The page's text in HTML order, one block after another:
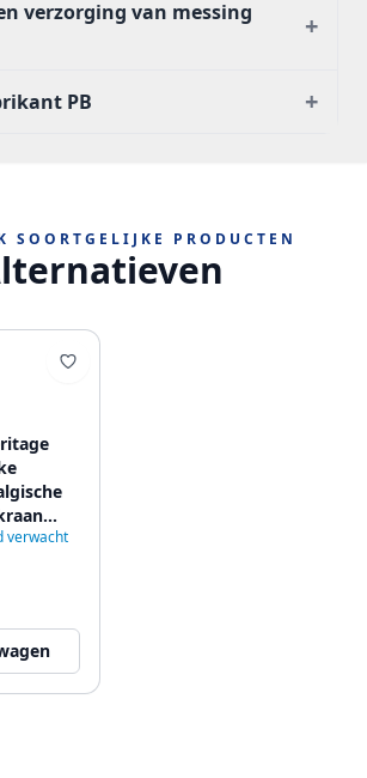
verzorging van messing
+
PB +
SOORTGELIJKE PRODUCTEN
0011-
verwacht